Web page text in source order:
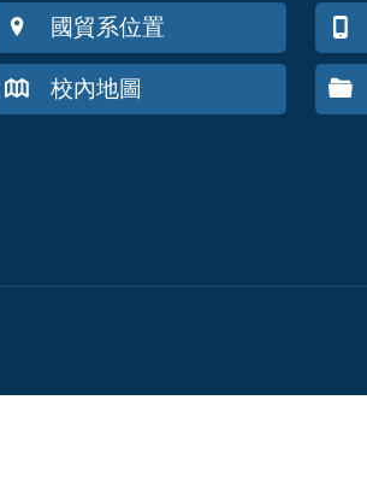
國貿系位置
校內地圖